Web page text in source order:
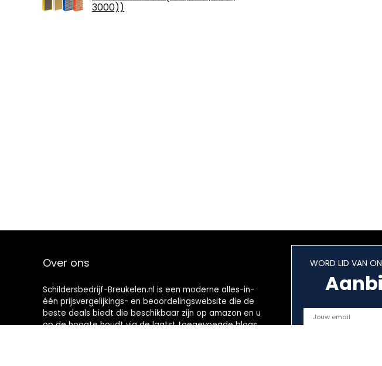
3000))
Over ons
Schildersbedrijf-Breukelen.nl is een moderne alles-in-
één prijsvergelijkings- en beoordelingswebsite die de
beste deals biedt die beschikbaar zijn op amazon en u
op de hoogte houdt via de laatst toegevoegde blogs.
WORD LID VAN